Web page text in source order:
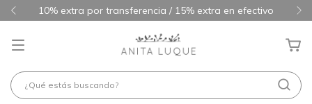
10% extra por transferencia / 15% extra en efectivo